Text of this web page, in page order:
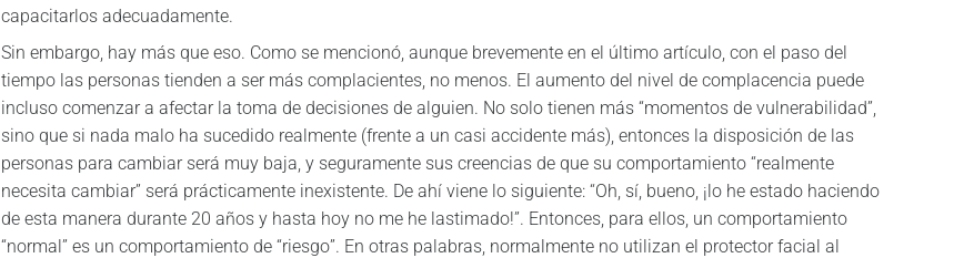
capacitarlos adecuadamente.
Sin embargo, hay más que eso. Como se mencionó, aunque brevemente en el último artículo, con el paso del
tiempo las personas tienden a ser más complacientes, no menos. El aumento del nivel de complacencia puede
incluso comenzar a afectar la toma de decisiones de alguien. No solo tienen más “momentos de vulnerabilidad”,
sino que si nada malo ha sucedido realmente (frente a un casi accidente más), entonces la disposición de las
personas para cambiar será muy baja, y seguramente sus creencias de que su comportamiento “realmente
necesita cambiar” será prácticamente inexistente. De ahí viene lo siguiente: “Oh, sí, bueno, ¡lo he estado haciendo
de esta manera durante 20 años y hasta hoy no me he lastimado!”. Entonces, para ellos, un comportamiento
“normal” es un comportamiento de “riesgo”. En otras palabras, normalmente no utilizan el protector facial al